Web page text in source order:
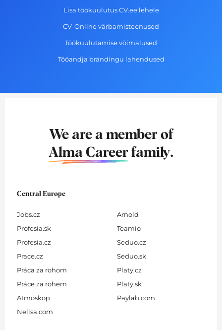
Lisa töökuulutus CV.ee lehele
CV-Online värbamisteenused
Töökuulutamise võimalused
Tööandja brändingu lahendused
We are a member of
Alma Career family.
Central Europe
Jobs.cz
Profesia.sk
Profesia.cz
Prace.cz
Práca za rohom
Práce za rohem
Atmoskop
Nelisa.com
Arnold
Teamio
Seduo.cz
Seduo.sk
Platy.cz
Platy.sk
Paylab.com